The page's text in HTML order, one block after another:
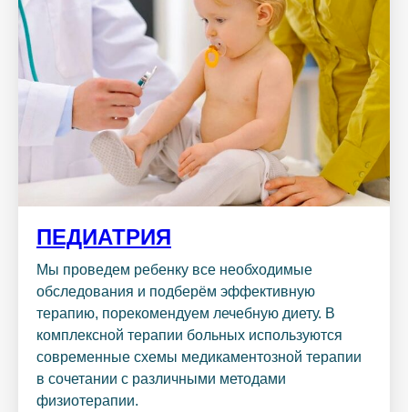
ПЕДИАТРИЯ
Мы проведем ребенку все необходимые
обследования и подберём эффективную
терапию, порекомендуем лечебную диету. В
комплексной терапии больных используются
современные схемы медикаментозной терапии
в сочетании с различными методами
физиотерапии.